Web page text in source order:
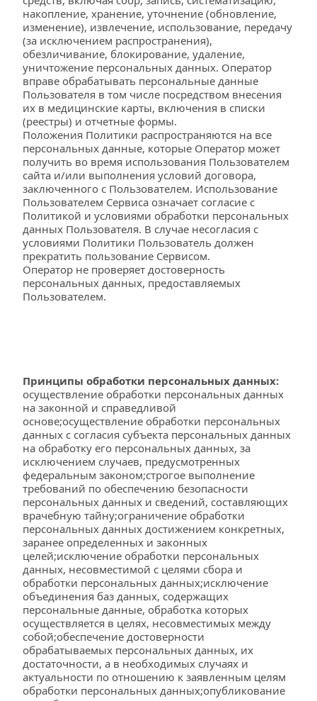
накопление, хранение, уточнение (обновление,
изменение), извлечение, использование, передачу
(за исключением распространения),
обезличивание, блокирование, удаление,
уничтожение персональных данных. Оператор
вправе обрабатывать персональные данные
Пользователя в том числе посредством внесения
их в медицинские карты, включения в списки
(реестры) и отчетные формы.
Положения Политики распространяются на все
персональных данные, которые Оператор может
получить во время использования Пользователем
сайта и/или выполнения условий договора,
заключенного с Пользователем. Использование
Пользователем Cервиса означает согласие с
Политикой и условиями обработки персональных
данных Пользователя. В случае несогласия с
условиями Политики Пользователь должен
прекратить пользование Сервисом.
Оператор не проверяет достоверность
персональных данных, предоставляемых
Пользователем.
Принципы обработки персональных данных:
осуществление обработки персональных данных
на законной и справедливой
основе;осуществление обработки персональных
данных с согласия субъекта персональных данных
на обработку его персональных данных, за
исключением случаев, предусмотренных
федеральным законом;строгое выполнение
требований по обеспечению безопасности
персональных данных и сведений, составляющих
врачебную тайну;ограничение обработки
персональных данных достижением конкретных,
заранее определенных и законных
целей;исключение обработки персональных
данных, несовместимой с целями сбора и
обработки персональных данных;исключение
объединения баз данных, содержащих
персональные данные, обработка которых
осуществляется в целях, несовместимых между
собой;обеспечение достоверности
обрабатываемых персональных данных, их
достаточности, а в необходимых случаях и
актуальности по отношению к заявленным целям
обработки персональных данных;опубликование